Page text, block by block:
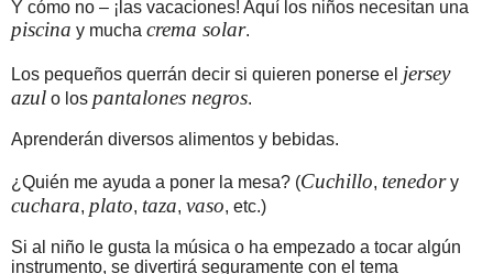
Y cómo no – ¡las vacaciones! Aquí los niños necesitan una
piscina y mucha crema solar.
Los pequeños querrán decir si quieren ponerse el jersey
azul o los pantalones negros.
Aprenderán diversos alimentos y bebidas.
¿Quién me ayuda a poner la mesa? (Cuchillo, tenedory
cuchara, plato, taza, vaso, etc.)
Si al niño le gusta la música o ha empezado a tocar algún
instrumento, se divertirá seguramente con el tema